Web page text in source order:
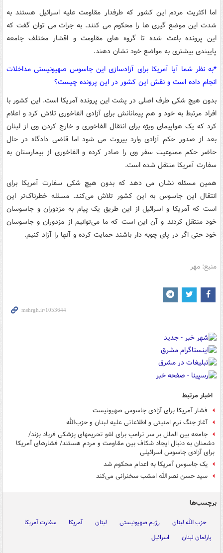
اما اکثریت مردم این کشور که طرفدار مقاومت علیه اسرائیل هستند به
شدت این موضع گیری ها را محکوم می کنند. به جرات می توان گفت که
این پرونده باعث شده تا گروه های مقاومت و اقشار مختلف جامعه
پایبندی بیشتری به مواضع خود نشان دهند.
*به نظر شما آیا آمریکا برای آزادسازی این جاسوس صهیونیستی مداخلات
انجام داده است و نقش این کشور در این پرونده چیست؟
بدون هیچ شکی طرف اصلی در پشت این پرونده آمریکا است. این کشور با
افراد مرتبط به خود و هم پیمانانش برای آزادی الفاخوری تلاش کرد و اعلام
کرد که یک هواپیمای ویژه برای انتقال الفاخوری و خارج کردن وی از لبنان
بعد از صدور حکم آزادی وارد بیروت می شود اما قاضی دادگاه در حال
حاضر حکم ممنوعیت سفر وی را صادر کرده و الفاخوری از بیمارستان به
سفارت آمریکا منتقل شده است.
همین مسئله نشان می دهد که بدون هیچ شکی سفارت آمریکا برای
انتقال این جاسوس به این کشور تلاش می‌کند. مسئله خطرناک‌تر این
است که آمریکا و اسرائیل از این طریق یک پیام به مزدوران و جاسوسان
خود منتقل کردند و آن این است که ما می‌توانیم از مزدوران و جاسوسان
خود حتی اگر در پای چوبه دار باشند حمایت کرده و آنها را آزاد کنیم.
منبع: مهر
اخبار مرتبط
فشار آمریکا برای آزادی جاسوس صهیونیست
آغاز جنگ نرم امنیتی و اطلاعاتی علیه لبنان و حزب‌الله
جامعه بین الملل بر سر ترامپ برای لغو تحریمهای پزشکی فریاد بزند/
دشمنان به دنبال ایجاد شکاف بین مقاومت و مردم هستند/ فشارهای آمریکا
برای آزادی جاسوس اسرائیلی
یک جاسوس آمریکا به اعدام محکوم شد
سید حسن نصرالله امشب سخنرانی می‌کند
برچسب‌ها
حزب الله لبنان رژیم صهیونیستی لبنان آمریکا
سفارت آمریکا
پارلمان لبنان
اسرائیل